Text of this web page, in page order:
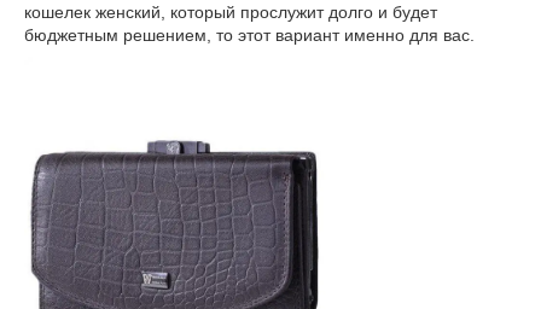
кошелек женский, который прослужит долго и будет
бюджетным решением, то этот вариант именно для вас.